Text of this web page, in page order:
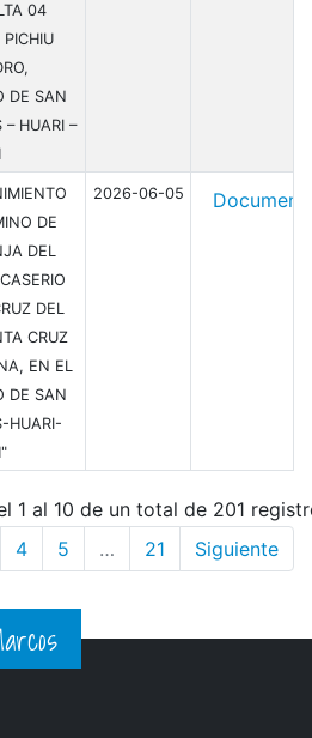
04
DE SAN
– HUARI –
DE
DEL
DEL
CRUZ
EN EL
DE SAN
HUARI-
2026-06-05
1 al 10 de un total de 201
4 5 … 21 Siguiente